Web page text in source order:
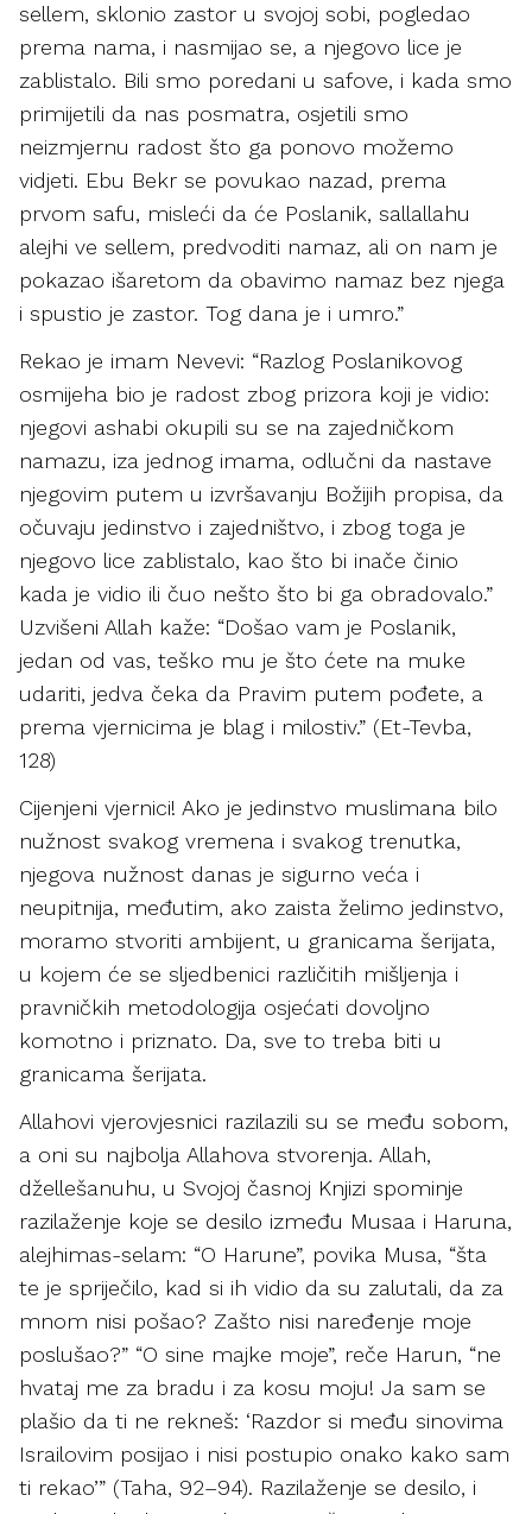
sellem, sklonio zastor u svojoj sobi, pogledao
prema nama, i nasmijao se, a njegovo lice je
zablistalo. Bili smo poredani u safove, i kada smo
primijetili da nas posmatra, osjetili smo
neizmjernu radost što ga ponovo možemo
vidjeti. Ebu Bekr se povukao nazad, prema
prvom safu, misleći da će Poslanik, sallallahu
alejhi ve sellem, predvoditi namaz, ali on nam je
pokazao išaretom da obavimo namaz bez njega
i spustio je zastor. Tog dana je i umro.”
Rekao je imam Nevevi: “Razlog Poslanikovog
osmijeha bio je radost zbog prizora koji je vidio:
njegovi ashabi okupili su se na zajedničkom
namazu, iza jednog imama, odlučni da nastave
njegovim putem u izvršavanju Božijih propisa, da
očuvaju jedinstvo i zajedništvo, i zbog toga je
njegovo lice zablistalo, kao što bi inače činio
kada je vidio ili čuo nešto što bi ga obradovalo.”
Uzvišeni Allah kaže: “Došao vam je Poslanik,
jedan od vas, teško mu je što ćete na muke
udariti, jedva čeka da Pravim putem pođete, a
prema vjernicima je blag i milostiv.” (Et-Tevba,
128)
Cijenjeni vjernici! Ako je jedinstvo muslimana bilo
nužnost svakog vremena i svakog trenutka,
njegova nužnost danas je sigurno veća i
neupitnija, međutim, ako zaista želimo jedinstvo,
moramo stvoriti ambijent, u granicama šerijata,
u kojem će se sljedbenici različitih mišljenja i
pravničkih metodologija osjećati dovoljno
komotno i priznato. Da, sve to treba biti u
granicama šerijata.
Allahovi vjerovjesnici razilazili su se među sobom,
a oni su najbolja Allahova stvorenja. Allah,
džellešanuhu, u Svojoj časnoj Knjizi spominje
razilaženje koje se desilo između Musaa i Haruna,
alejhimas-selam: “O Harune”, povika Musa, “šta
te je spriječilo, kad si ih vidio da su zalutali, da za
mnom nisi pošao? Zašto nisi naređenje moje
poslušao?” “O sine majke moje”, reče Harun, “ne
hvataj me za bradu i za kosu moju! Ja sam se
plašio da ti ne rekneš: ‘Razdor si među sinovima
Israilovim posijao i nisi postupio onako kako sam
ti rekao’” (Taha, 92–94). Razilaženje se desilo, i